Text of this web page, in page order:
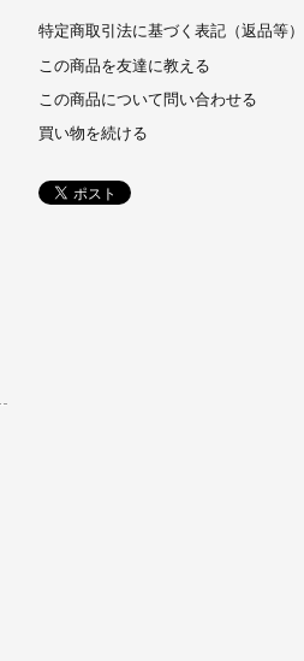
特定商取引法に基づく表記（返品等）
この商品を友達に教える
この商品について問い合わせる
買い物を続ける